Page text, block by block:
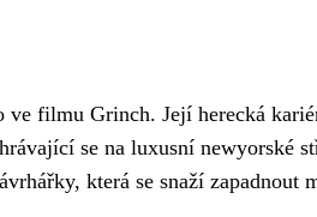
filmu Grinch. Její herecká
se na luxusní newyorské
která se snaží zapadnout